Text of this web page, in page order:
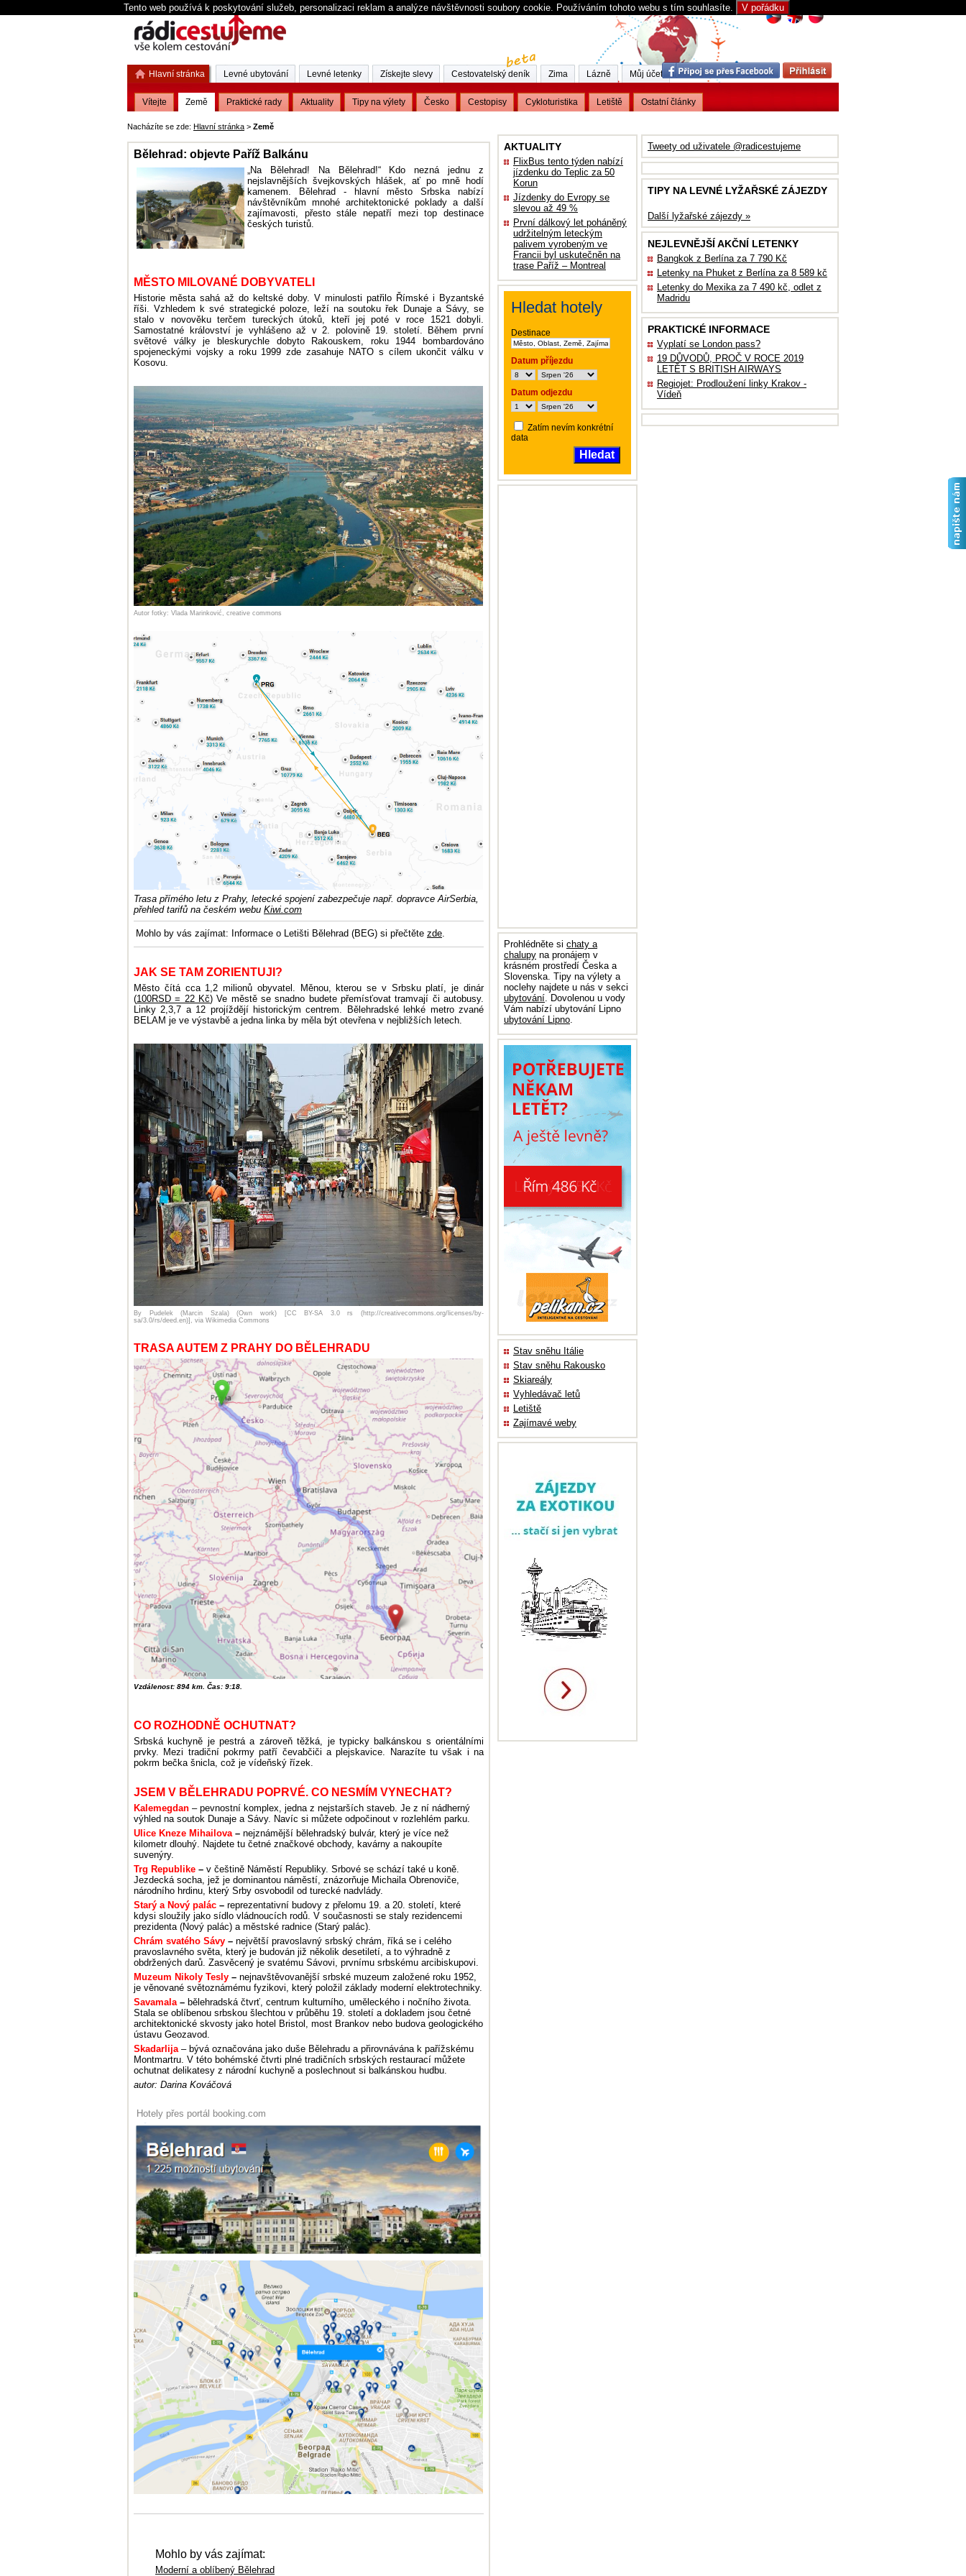
Tento web používá k poskytování služeb, personalizaci reklam a analýze návštěvnosti soubory cookie. Používáním tohoto webu s tím souhlasíte. V pořádku
Nacházíte se zde: Hlavní stránka > Země
Bělehrad: objevte Paříž Balkánu
„Na Bělehrad! Na Bělehrad!“ Kdo nezná jednu z
nejslavnějších švejkovských hlášek, ať po mně hodí
kamenem. Bělehrad - hlavní město Srbska nabízí
návštěvníkům mnohé architektonické poklady a další
zajímavosti, přesto stále nepatří mezi top destinace
českých turistů.
MĚSTO MILOVANÉ DOBYVATELI
Historie města sahá až do keltské doby. V minulosti patřilo Římské i Byzantské
říši. Vzhledem k své strategické poloze, leží na soutoku řek Dunaje a Sávy, se
stalo v novověku terčem tureckých útoků, kteří jej poté v roce 1521 dobyli.
Samostatné království je vyhlášeno až v 2. polovině 19. století. Během první
světové války je bleskurychle dobyto Rakouskem, roku 1944 bombardováno
spojeneckými vojsky a roku 1999 zde zasahuje NATO s cílem ukončit válku v
Kosovu.
Autor fotky: Vlada Marinković, creative commons
Trasa přímého letu z Prahy, letecké spojení zabezpečuje např. dopravce AirSerbia,
přehled tarifů na českém webu Kiwi.com
Mohlo by vás zajímat: Informace o Letišti Bělehrad (BEG) si přečtěte zde.
JAK SE TAM ZORIENTUJI?
Město čítá cca 1,2 milionů obyvatel. Měnou, kterou se v Srbsku platí, je dinár
(100RSD = 22 Kč) Ve městě se snadno budete přemísťovat tramvají či autobusy.
Linky 2,3,7 a 12 projíždějí historickým centrem. Bělehradské lehké metro zvané
BELAM je ve výstavbě a jedna linka by měla být otevřena v nejbližších letech.
By Pudelek (Marcin Szala) (Own work) [CC BY-SA 3.0 rs (http://creativecommons.org/licenses/by-
sa/3.0/rs/deed.en)], via Wikimedia Commons
TRASA AUTEM Z PRAHY DO BĚLEHRADU
Vzdálenost: 894 km. Čas: 9:18.
CO ROZHODNĚ OCHUTNAT?
Srbská kuchyně je pestrá a zároveň těžká, je typicky balkánskou s orientálními
prvky. Mezi tradiční pokrmy patří čevabčiči a plejskavice. Narazíte tu však i na
pokrm bečka šnicla, což je vídeňský řízek.
JSEM V BĚLEHRADU POPRVÉ. CO NESMÍM VYNECHAT?
Kalemegdan – pevnostní komplex, jedna z nejstarších staveb. Je z ní nádherný
výhled na soutok Dunaje a Sávy. Navíc si můžete odpočinout v rozlehlém parku.
Ulice Kneze Mihailova– nejznámější bělehradský bulvár, který je více než
kilometr dlouhý. Najdete tu četné značkové obchody, kavárny a nakoupíte
suvenýry.
Trg Republike – v češtině Náměstí Republiky. Srbové se schází také u koně.
Jezdecká socha, jež je dominantou náměstí, znázorňuje Michaila Obrenoviče,
národního hrdinu, který Srby osvobodil od turecké nadvlády.
Starý a Nový palác – reprezentativní budovy z přelomu 19. a 20. století, které
kdysi sloužily jako sídlo vládnoucích rodů. V současnosti se staly rezidencemi
prezidenta (Nový palác) a městské radnice (Starý palác).
Chrám svatého Sávy – největší pravoslavný srbský chrám, říká se i celého
pravoslavného světa, který je budován již několik desetiletí, a to výhradně z
obdržených darů. Zasvěcený je svatému Sávovi, prvnímu srbskému arcibiskupovi.
Muzeum Nikoly Tesly – nejnavštěvovanější srbské muzeum založené roku 1952,
je věnované světoznámému fyzikovi, který položil základy moderní elektrotechniky.
Savamala– bělehradská čtvrť, centrum kulturního, uměleckého i nočního života.
Stala se oblíbenou srbskou šlechtou v průběhu 19. století a dokladem jsou četné
architektonické skvosty jako hotel Bristol, most Brankov nebo budova geologického
ústavu Geozavod.
Skadarlija– bývá označována jako duše Bělehradu a přirovnávána k pařížskému
Montmartru. V této bohémské čtvrti plné tradičních srbských restaurací můžete
ochutnat delikatesy z národní kuchyně a poslechnout si balkánskou hudbu.
autor: Darina Kováčová
Hotely přes portál booking.com
Mohlo by vás zajímat:
Moderní a oblíbený Bělehrad
Tweety od uživatele @radicestujeme
TIPY NA LEVNÉ LYŽAŘSKÉ ZÁJEZDY
Další lyžařské zájezdy »
NEJLEVNĚJŠÍ AKČNÍ LETENKY
Bangkok z Berlína za 7 790 Kč
Letenky na Phuket z Berlína za 8 589 kč
Letenky do Mexika za 7 490 kč, odlet z
Madridu
PRAKTICKÉ INFORMACE
Vyplatí se London pass?
19 DŮVODŮ, PROČ V ROCE 2019
LETĚT S BRITISH AIRWAYS
Regiojet: Prodloužení linky Krakov -
Vídeň
AKTUALITY
FlixBus tento týden nabízí
jízdenku do Teplic za 50
Korun
Jízdenky do Evropy se
slevou až 49 %
První dálkový let poháněný
udržitelným leteckým
palivem vyrobeným ve
Francii byl uskutečněn na
trase Paříž – Montreal
Hledat hotely
Destinace
Datum příjezdu
Datum odjezdu
Zatím nevím konkrétní
data
Hledat
Prohlédněte si chaty a
chalupy na pronájem v
krásném prostředí Česka a
Slovenska. Tipy na výlety a
noclehy najdete u nás v sekci
ubytování. Dovolenou u vody
Vám nabízí ubytování Lipno
ubytování Lipno.
Stav sněhu Itálie
Stav sněhu Rakousko
Skiareály
Vyhledávač letů
Letiště
Zajímavé weby
Hlavní stránka
Vítejte Země Praktické rady Aktuality Tipy na výlety Česko Cestopisy Cykloturistika Letiště Ostatní články
Levné ubytování Levné letenky Získejte slevy Cestovatelský deník Zima Lázně Můj účet